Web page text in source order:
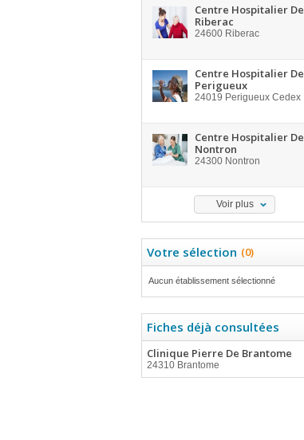
Centre Hospitalier De
Riberac
24600 Riberac
Centre Hospitalier De
Perigueux
24019 Perigueux Cedex
Centre Hospitalier De
Nontron
24300 Nontron
Voir plus
Votre sélection (0)
Aucun établissement sélectionné
Fiches déjà consultées
Clinique Pierre De Brantome
24310 Brantome